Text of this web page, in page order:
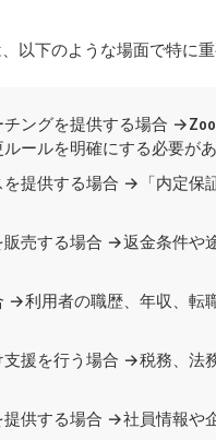
以下のような場面で特に重
ングを提供する場合
ールを明確にする必要があ
提供する場合 →「内定保
売する場合 →返金条件や
→利用者の職歴、年収、転
援を行う場合 →税務、法
供する場合 →社員情報や